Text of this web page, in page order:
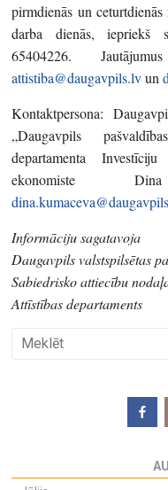
pirmdienās un
darba dienās, iepriekš
65404226.
attistiba@daugavpils.lvun
Kontaktpersona:
„Daugavpils
departamenta
ekonomiste
Informāciju sagatavoja
Daugavpils valstspilsētas
Sabiedrisko attiecību
Attīstības departaments